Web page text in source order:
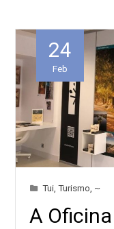
24
Feb
Tui ,Turismo ~
A